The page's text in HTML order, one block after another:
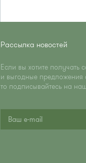
Рассылка новостей
Если вы хотите получать
и выгодные предложения
то подписывайтесь на